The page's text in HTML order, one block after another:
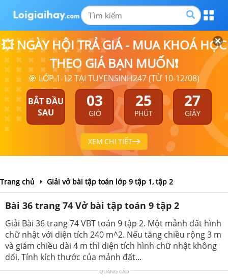
💥 NGÀY HỘI TRẢ GIÁ - MUA KHOÁ HỌC
THEO GIÁ BẠN MUỐN❗
🎯 LỚP 1-12 TẠI TUYENSINH247 (TỪ 10-12/08)
BẮT ĐẦU
SAU
03
GIỜ
25
PHÚT
27
GIÂY
XEM CHI TIẾT
Trang chủ Giải vở bài tập toán lớp 9 tập 1, tập 2
Bài 36 trang 74 Vở bài tập toán 9 tập 2
Giải Bài 36 trang 74 VBT toán 9 tập 2. Một mảnh đất hình
chữ nhật với diện tích 240 m^2. Nếu tăng chiều rộng 3 m
và giảm chiều dài 4 m thì diện tích hình chữ nhật không
dổi. Tính kích thước của mảnh đất...
QUẢNG CÁO